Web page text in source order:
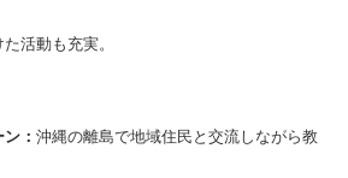
活動も充実。
： 沖縄の離島で地域住民と交流しながら教